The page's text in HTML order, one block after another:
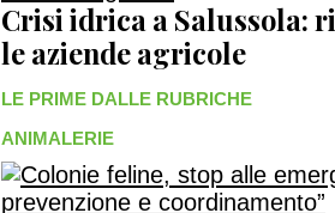
Crisi idrica a Salussola:
le aziende agricole
LE PRIME DALLE RUBRICHE
ANIMALERIE